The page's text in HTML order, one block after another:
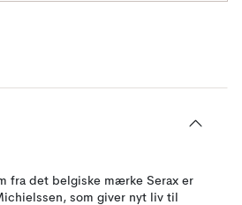
fra det belgiske mærke Serax er
som giver nyt liv til